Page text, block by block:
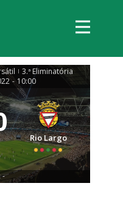
| 3.ª Eliminatória
- 10:00
Rio Largo
-